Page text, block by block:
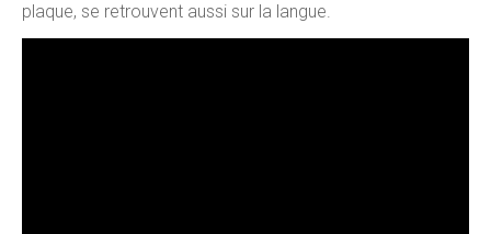
plaque, se retrouvent aussi sur la langue.